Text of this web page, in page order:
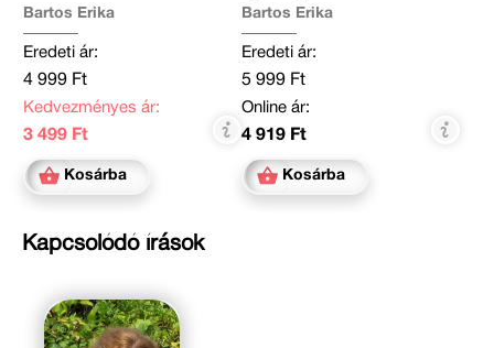
Bartos Erika
Eredeti ár:
4 999 Ft
Kedvezményes ár:
3 499 Ft
Kosárba
Bartos Erika
Eredeti ár:
5 999 Ft
Online ár:
4 919 Ft
Kosárba
Kapcsolódó írások